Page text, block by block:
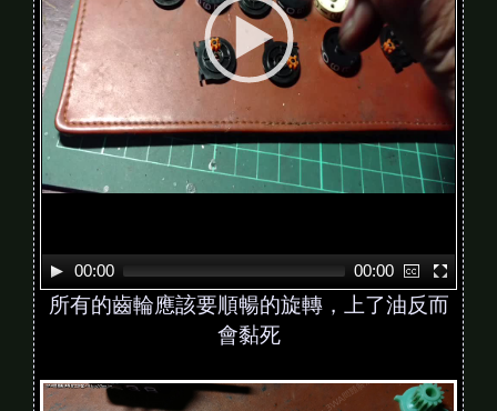
a
y
e
00:00 00:00
所有的齒輪應該要順暢的旋轉，上了油反而
會黏死